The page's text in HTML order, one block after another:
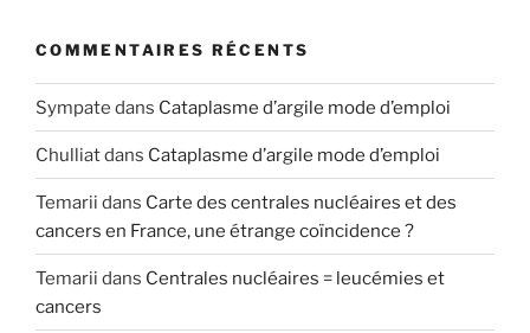
COMMENTAIRES RÉCENTS
Sympate dans Cataplasme d’argile mode d’emploi
Chulliatdans Cataplasme d’argile mode d’emploi
Temarii dans Carte des centrales nucléaires et des
cancers en France, une étrange coïncidence ?
Temarii dans Centrales nucléaires = leucémies et
cancers